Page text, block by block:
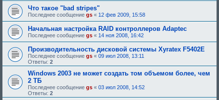
Что такое "bad stripes"
Последнее сообщение gs « 12 фев 2009, 15:58
Начальная настройка RAID контроллеров Adaptec
Последнее сообщение gs « 14 ноя 2008, 16:42
Производительность дисковой системы Xyratex F5402E
Последнее сообщение gs « 09 июл 2008, 13:11
Ответы: 2
Windows 2003 не может создать том объемом более, чем
2 ТБ
Последнее сообщение gs « 03 июл 2008, 14:52
Ответы: 2